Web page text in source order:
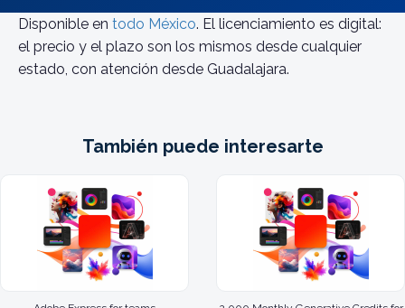
Disponible en todo México. El licenciamiento es digital:
el precio y el plazo son los mismos desde cualquier
estado, con atención desde Guadalajara.
También puede interesarte